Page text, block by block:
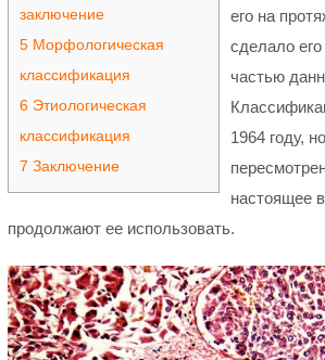
заключение
5 Морфологическая
классификация
6 Этиологическая
классификация
7 Заключение
его на
сделало
частью
1964 году,
настоящее
продолжают ее использовать.